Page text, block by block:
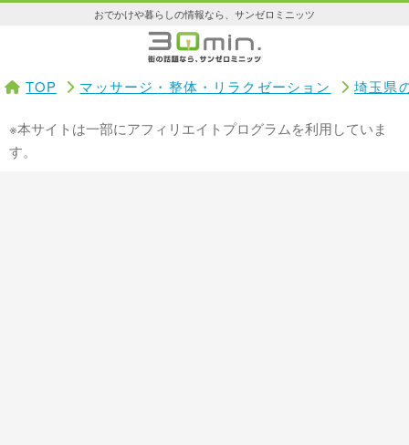
おでかけや暮らしの情報なら、サンゼロミニッツ
TOP マッサージ・整体・リラクゼーション 埼玉県
※本サイトは一部にアフィリエイトプログラムを利用していま
す。